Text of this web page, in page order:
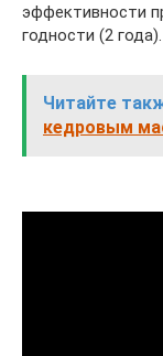
эффективности
годности (2 года).
Читайте
кедровым